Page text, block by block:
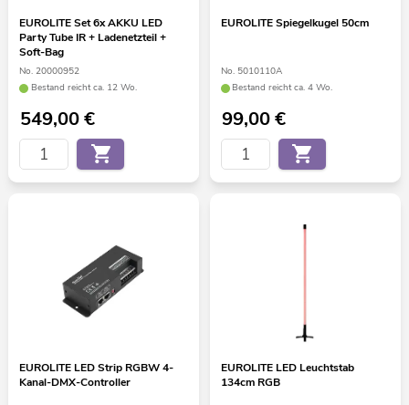
EUROLITE Set 6x AKKU LED
Party Tube IR + Ladenetzteil +
Soft-Bag
No. 20000952
Bestand reicht ca. 12 Wo.
549,00€
EUROLITE Spiegelkugel 50cm
No. 5010110A
Bestand reicht ca. 4 Wo.
99,00€
EUROLITE LED Strip RGBW 4-
Kanal-DMX-Controller
EUROLITE LED Leuchtstab
134cm RGB